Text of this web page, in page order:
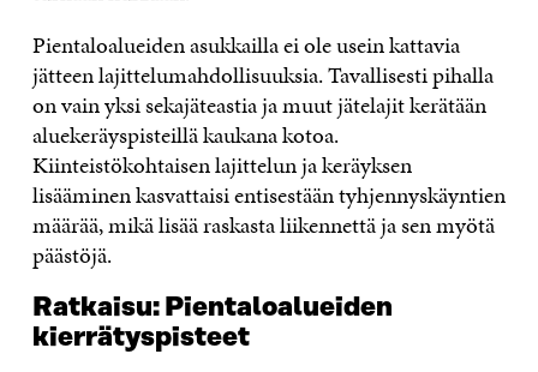
Pientaloalueiden asukkailla ei ole usein kattavia
jätteen lajittelumahdollisuuksia. Tavallisesti pihalla
on vain yksi sekajäteastia ja muut jätelajit kerätään
aluekeräyspisteillä kaukana kotoa.
Kiinteistökohtaisen lajittelun ja keräyksen
lisääminen kasvattaisi entisestään tyhjennyskäyntien
määrää, mikä lisää raskasta liikennettä ja sen myötä
päästöjä.
Ratkaisu: Pientaloalueiden
kierrätyspisteet